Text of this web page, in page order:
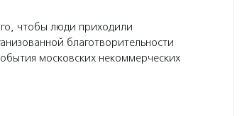
чтобы люди приходили
благотворительности
московских некоммерческих